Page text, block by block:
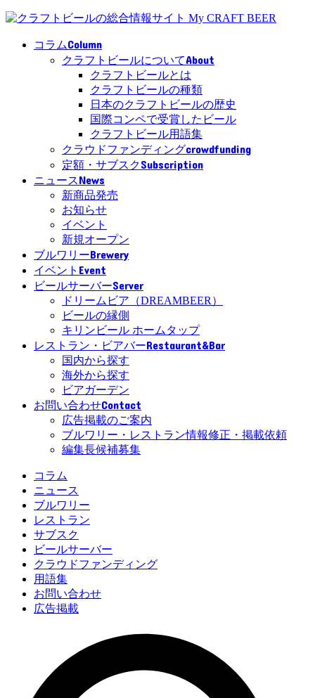
コラムColumn
クラフトビールについてAbout
クラフトビールとは
クラフトビールの種類
日本のクラフトビールの歴史
国際コンペで受賞したビール
クラフトビール用語集
クラウドファンディングcrowdfunding
定額・サブスクSubscription
ニュースNews
新商品発売
お知らせ
イベント
新規オープン
ブルワリーBrewery
イベント Event
ビールサーバーServer
ドリームビア（DREAMBEER）
ビールの縁側
キリンビール ホームタップ
レストラン・ビアバーRestaurant&Bar
国内から探す
海外から探す
ビアガーデン
お問い合わせContact
広告掲載のご案内
ブルワリー・レストラン情報修正・掲載依頼
編集長候補募集
コラム
ニュース
ブルワリー
レストラン
サブスク
ビールサーバー
クラウドファンディング
用語集
お問い合わせ
広告掲載